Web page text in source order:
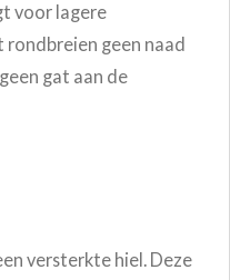
voor lagere
geen naad
gat aan de
versterkte hiel. Deze